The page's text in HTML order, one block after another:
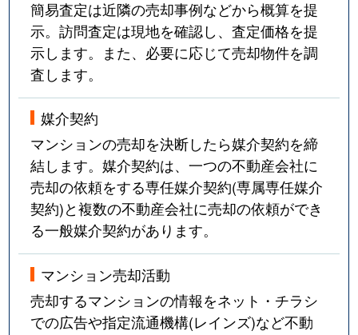
簡易査定は近隣の売却事例などから概算を提
示。訪問査定は現地を確認し、査定価格を提
示します。また、必要に応じて売却物件を調
査します。
媒介契約
マンションの売却を決断したら媒介契約を締
結します。媒介契約は、一つの不動産会社に
売却の依頼をする専任媒介契約(専属専任媒介
契約)と複数の不動産会社に売却の依頼ができ
る一般媒介契約があります。
マンション売却活動
売却するマンションの情報をネット・チラシ
での広告や指定流通機構(レインズ)など不動